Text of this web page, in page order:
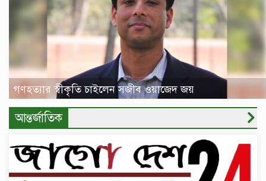
গণহত্যার স্বীকৃতি চাইলেন সজীব ওয়াজেদ জয়
আন্তর্জাতিক